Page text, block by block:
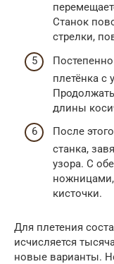
Станок
стрелки,
плетёнка с
длины
После
станка,
узора. С
кисточки.
Для плетения
исчисляется
новые варианты.